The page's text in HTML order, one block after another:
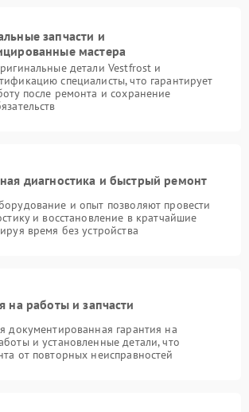
запчасти и
мастера
детали Vestfrost и
специалисты, что гарантирует
после ремонта и сохранение
диагностика и быстрый ремонт
и опыт позволяют провести
и восстановление в кратчайшие
время без устройства
на работы и запчасти
документированная гарантия на
и установленные детали, что
от повторных неисправностей